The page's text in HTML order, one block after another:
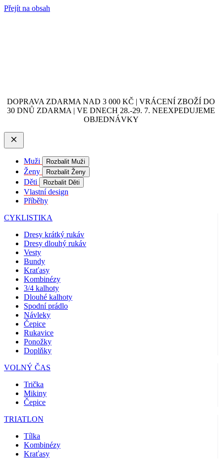
Přejít na obsah
DOPRAVA ZDARMA NAD 3 000 KČ | VRÁCENÍ ZBOŽÍ DO
30 DNŮ ZDARMA | VE DNECH 28.-29. 7. NEEXPEDUJEME
OBJEDNÁVKY
Muži Rozbalit Muži
Ženy Rozbalit Ženy
Děti Rozbalit Děti
Vlastní design
Příběhy
CYKLISTIKA
Dresy krátký rukáv
Dresy dlouhý rukáv
Vesty
Bundy
Kraťasy
Kombinézy
3/4 kalhoty
Dlouhé kalhoty
Spodní prádlo
Návleky
Čepice
Rukavice
Ponožky
Doplňky
VOLNÝ ČAS
Trička
Mikiny
Čepice
TRIATLON
Tílka
Kombinézy
Kraťasy